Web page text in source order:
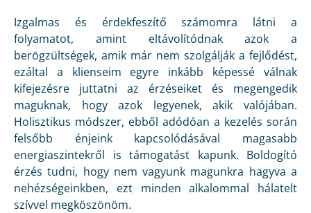
Izgalmas és érdekfeszítő számomra látni a
folyamatot, amint eltávolítódnak azok a
berögzültségek, amik már nem szolgálják a fejlődést,
ezáltal a klienseim egyre inkább képessé válnak
kifejezésre juttatni az érzéseiket és megengedik
maguknak, hogy azok legyenek, akik valójában.
Holisztikus módszer, ebből adódóan a kezelés során
felsőbb énjeink kapcsolódásával magasabb
energiaszintekről is támogatást kapunk. Boldogító
érzés tudni, hogy nem vagyunk magunkra hagyva a
nehézségeinkben, ezt minden alkalommal hálatelt
szívvel megköszönöm.